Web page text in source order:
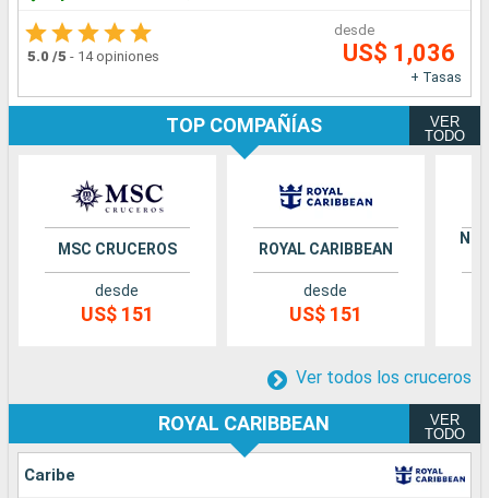
5.0 /5 - 14 opiniones
desde
US$ 1,036
+ Tasas
TOP COMPAÑÍAS
VER
TODO
MSC CRUCEROS
desde
US$ 151
ROYAL CARIBBEAN
desde
US$ 151
Ver todos los cruceros
ROYAL CARIBBEAN
VER
TODO
Caribe